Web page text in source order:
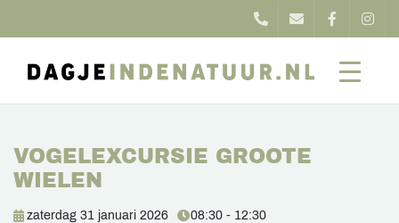
VOGELEXCURSIE GROOTE
WIELEN
zaterdag 31 januari 2026
08:30 - 12:30